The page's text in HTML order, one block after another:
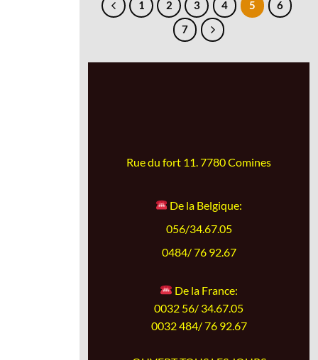
1 2 3 4 5
6
7
Rue du fort 11. 7780 Comines
De la Belgique:
056/34.67.05
0484/ 76 92.67
De la France:
0032 56/ 34.67.05
0032 484/ 76 92.67